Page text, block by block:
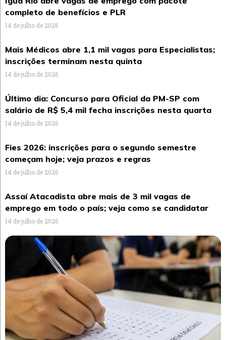
completo de benefícios e PLR
14 de julho de 2026
Mais Médicos abre 1,1 mil vagas para Especialistas;
inscrições terminam nesta quinta
14 de julho de 2026
Último dia: Concurso para Oficial da PM-SP com
salário de R$ 5,4 mil fecha inscrições nesta quarta
14 de julho de 2026
Fies 2026: inscrições para o segundo semestre
começam hoje; veja prazos e regras
14 de julho de 2026
Assaí Atacadista abre mais de 3 mil vagas de
emprego em todo o país; veja como se candidatar
14 de julho de 2026